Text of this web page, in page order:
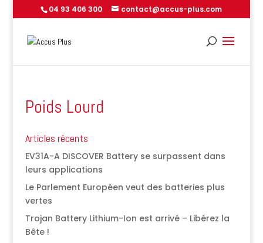
04 93 406 300 contact@accus-plus.com
Poids Lourd
Articles récents
EV31A-A DISCOVER Battery se surpassent dans
leurs applications
Le Parlement Européen veut des batteries plus
vertes
Trojan Battery Lithium-Ion est arrivé – Libérez la
Bête !